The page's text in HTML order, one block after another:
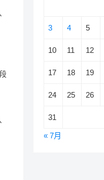
3 4 5
10 11 12
17 18 19
24 25 26
31
« 7月